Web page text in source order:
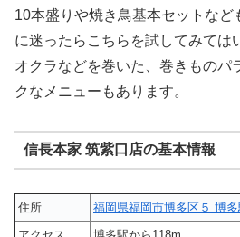
10本盛りや焼き鳥基本セットなど
に迷ったらこちらを試してみては
オクラなどを巻いた、巻きものパ
クなメニューもあります。
信長本家 筑紫口店の基本情報
住所
福岡県福岡市博多区５ 博